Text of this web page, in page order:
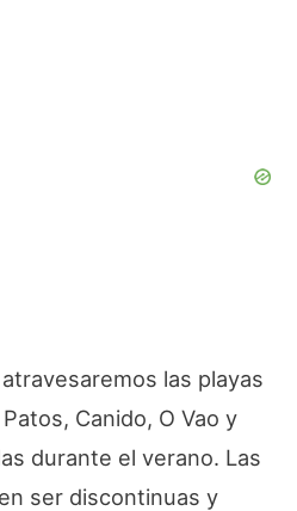
las playas
Canido, O Vao y
durante el verano. Las
ser discontinuas y